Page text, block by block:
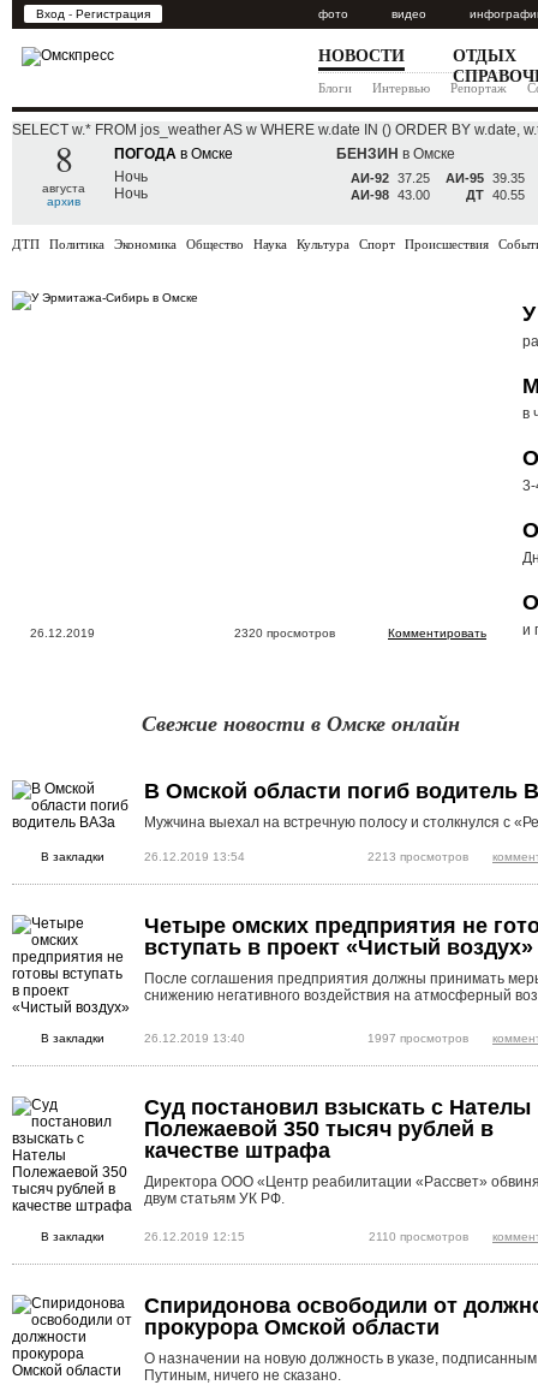
Вход - Регистрация фото видео
НОВОСТИ
ОТДЫХ
Блоги Интервью Репортаж
8
августа
архив
SELECT w.* FROM jos_weather AS w WHERE w.date IN () ORDER BY w.date,
ПОГОДА в Омске
Ночь
Ночь
БЕНЗИН в Омске
АИ-92 37.25 АИ-95 39.35
АИ-98 43.00 ДТ 40.55
ДТП Политика Экономика Общество Наука Культура Спорт Происшествия
26.12.2019 2320 просмотров Комментировать
в
3-
и
Свежие новости в Омске онлайн
В Омской области погиб водитель
Мужчина выехал на встречную полосу и столкнулся с
В закладки 26.12.2019 13:54 2213 просмотров
Четыре омских предприятия не
вступать в проект «Чистый воздух»
После соглашения предприятия должны принимать
снижению негативного воздействия на атмосферный
В закладки 26.12.2019 13:40 1997 просмотров
Суд постановил взыскать с Нателы
Полежаевой 350 тысяч рублей в
качестве штрафа
Директора ООО «Центр реабилитации «Рассвет»
двум статьям УК РФ.
В закладки 26.12.2019 12:15 2110 просмотров
Спиридонова освободили от
прокурора Омской области
О назначении на новую должность в указе, подписанным
Путиным, ничего не сказано.